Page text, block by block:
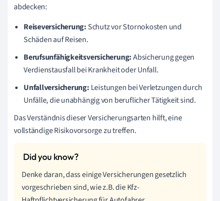
abdecken:
Reiseversicherung: Schutz vor Stornokosten und
Schäden auf Reisen.
Berufsunfähigkeitsversicherung:Absicherung gegen
Verdienstausfall bei Krankheit oder Unfall.
Unfallversicherung: Leistungen bei Verletzungen durch
Unfälle, die unabhängig von beruflicher Tätigkeit sind.
Das Verständnis dieser Versicherungsarten hilft, eine
vollständige Risikovorsorge zu treffen.
Denke daran, dass einige Versicherungen gesetzlich
vorgeschrieben sind, wie z.B. die Kfz-